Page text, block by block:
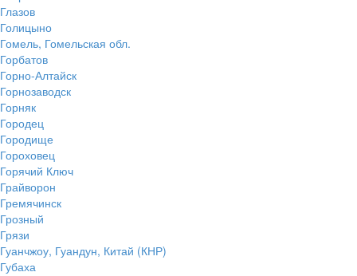
Глазов
Голицыно
Гомель, Гомельская обл.
Горбатов
Горно-Алтайск
Горнозаводск
Горняк
Городец
Городище
Гороховец
Горячий Ключ
Грайворон
Гремячинск
Грозный
Грязи
Гуанчжоу, Гуандун, Китай (КНР)
Губаха